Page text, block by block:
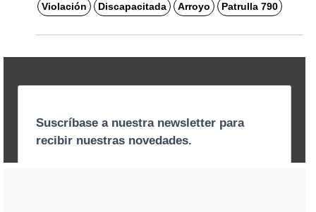
Violación Discapacitada Arroyo Patrulla 790